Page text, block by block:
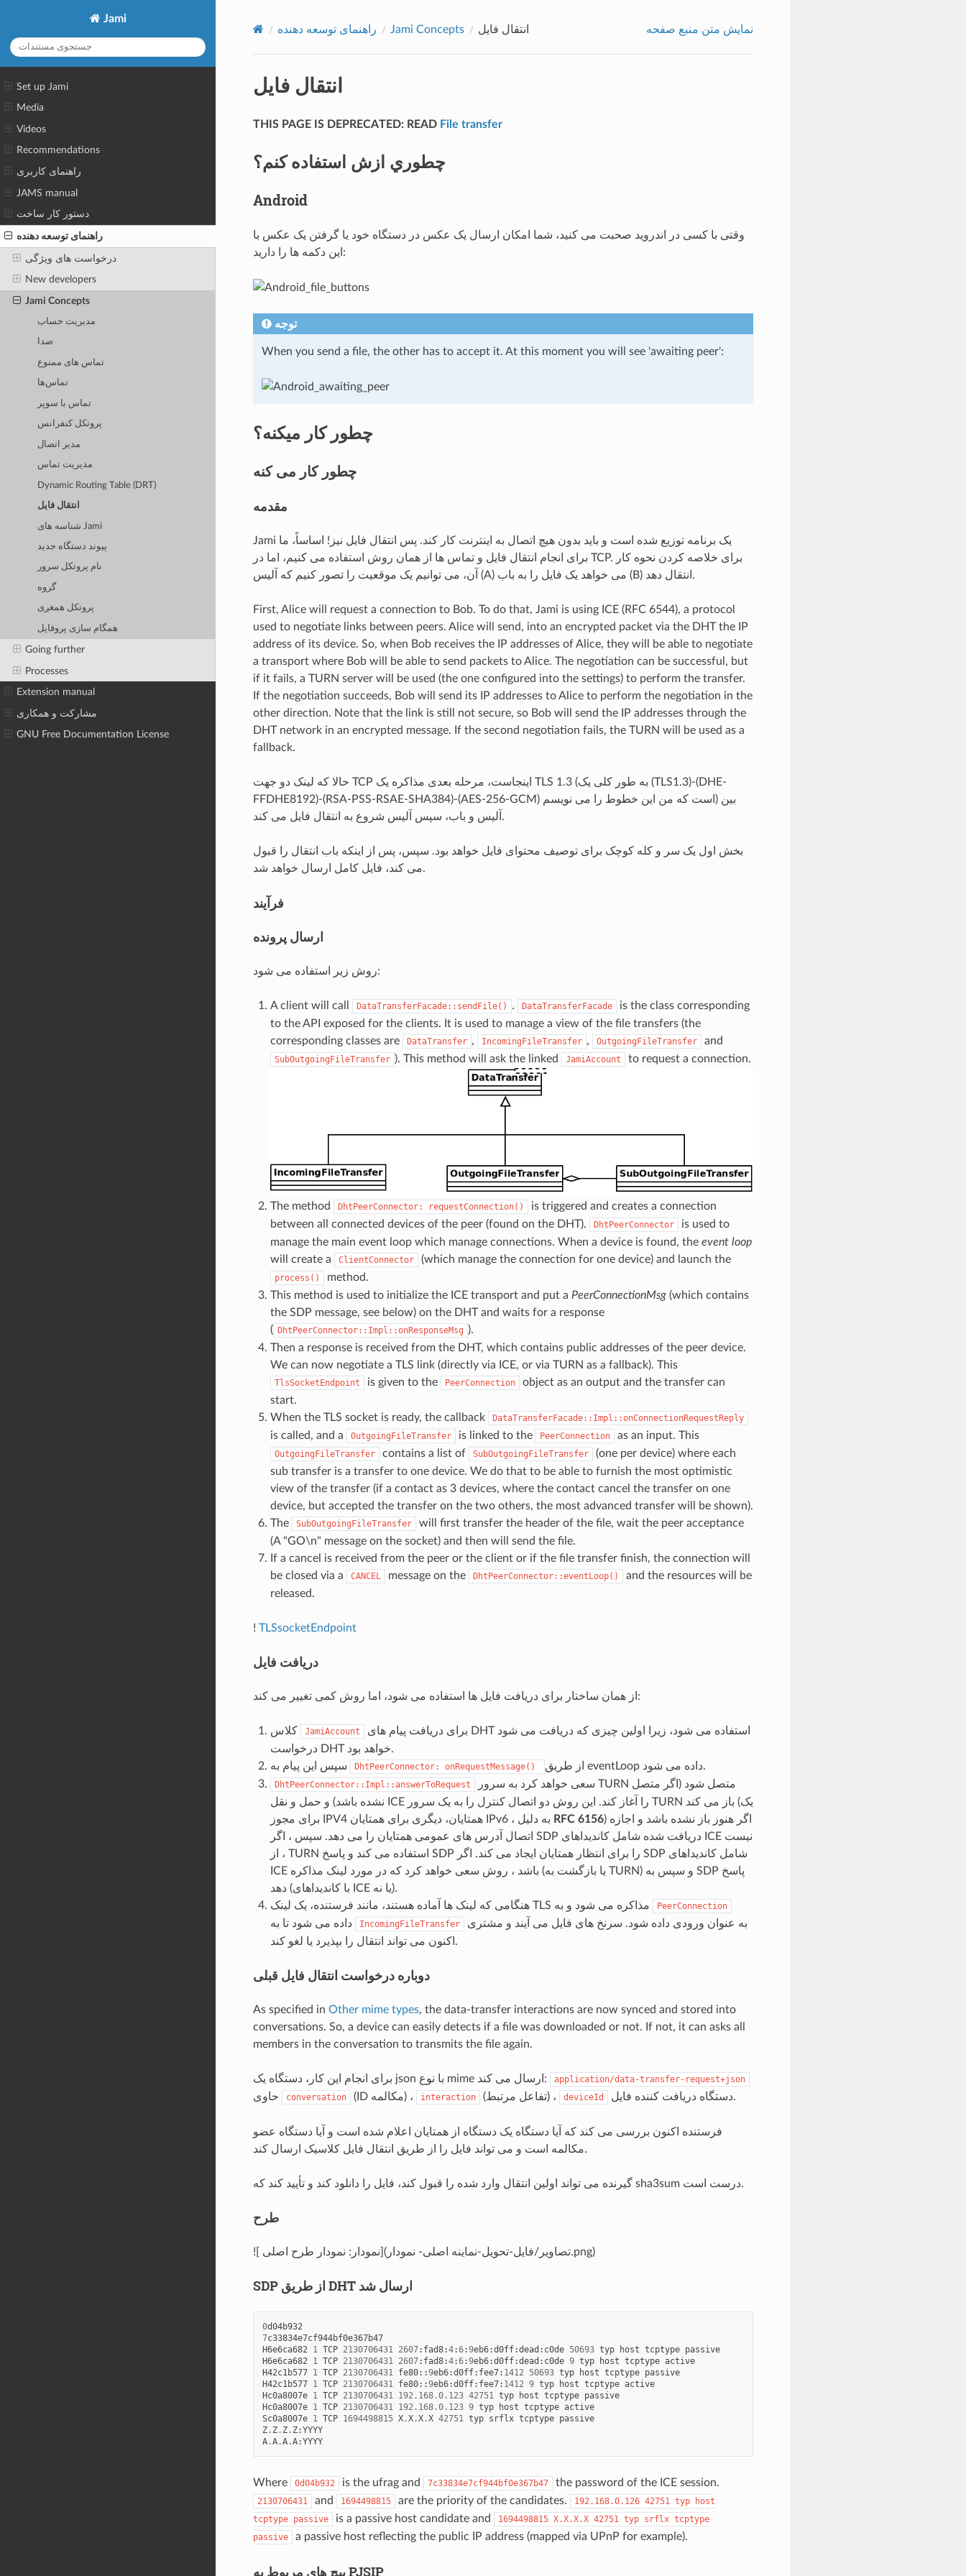
Jami
Set up Jami
Media
Videos
Recommendations
راهنمای کاربری
JAMS manual
دستور کار ساخت
راهنمای توسعه دهنده
درخواست های ویژگی
New developers
Jami Concepts
مدیریت حساب
صدا
تماس های ممنوع
تماس‌ها
تماس با سوپر
پروتکل کنفرانس
مدیر اتصال
مدیریت تماس
Dynamic Routing Table (DRT)
انتقال فایل
شناسه های Jami
پیوند دستگاه جدید
نام پروتکل سرور
گروه
پروتکل همغږی
همگام سازی پروفایل
Going further
Processes
Extension manual
مشارکت و همکاری
GNU Free Documentation License
راهنمای توسعه دهنده Jami Concepts انتقال فایل نمایش متن منبع صفحه
انتقال فایل
THIS PAGE IS DEPRECATED: READ File transfer
چطوري ازش استفاده کنم؟
Android
وقتی با کسی در اندروید صحبت می کنید، شما امکان ارسال یک عکس در دستگاه خود یا گرفتن یک عکس با
این دکمه ها را دارید:
توجه
When you send a file, the other has to accept it. At this moment you will see 'awaiting peer':
چطور کار ميکنه؟
چطور کار می کنه
مقدمه
Jami یک برنامه توزیع شده است و باید بدون هیچ اتصال به اینترنت کار کند. پس انتقال فایل نیز! اساساً، ما
برای انجام انتقال فایل و تماس ها از همان روش استفاده می کنیم، اما در TCP. برای خلاصه کردن نحوه کار
آن، می توانیم یک موقعیت را تصور کنیم که آلیس (A) می خواهد یک فایل را به باب (B) انتقال دهد.
First, Alice will request a connection to Bob. To do that, Jami is using ICE (RFC 6544), a protocol
used to negotiate links between peers. Alice will send, into an encrypted packet via the DHT the IP
address of its device. So, when Bob receives the IP addresses of Alice, they will be able to negotiate
a transport where Bob will be able to send packets to Alice. The negotiation can be successful, but
if it fails, a TURN server will be used (the one configured into the settings) to perform the transfer.
If the negotiation succeeds, Bob will send its IP addresses to Alice to perform the negotiation in the
other direction. Note that the link is still not secure, so Bob will send the IP addresses through the
DHT network in an encrypted message. If the second negotiation fails, the TURN will be used as a
fallback.
حالا که لینک دو جهت TCP اینجاست، مرحله بعدی مذاکره یک TLS 1.3 (به طور کلی یک (TLS1.3)-(DHE-
FFDHE8192)-(RSA-PSS-RSAE-SHA384)-(AES-256-GCM) است که من این خطوط را می نویسم) بین
آلیس و باب، سپس آلیس شروع به انتقال فایل می کند.
بخش اول یک سر و کله کوچک برای توصیف محتوای فایل خواهد بود. سپس، پس از اینکه باب انتقال را قبول
می کند، فایل کامل ارسال خواهد شد.
فرآیند
ارسال پرونده
روش زیر استفاده می شود:
A client will call DataTransferFacade::sendFile() . DataTransferFacade
is the class corresponding
to the API exposed for the clients. It is used to manage a view of the file transfers (the
corresponding classes are
DataTransfer , IncomingFileTransfer , OutgoingFileTransfer and
SubOutgoingFileTransfer ). This method will ask the linked JamiAccount to request a connection.
The method DhtPeerConnector: requestConnection()
is triggered and creates a connection
between all connected devices of the peer (found on the DHT).
DhtPeerConnector
is used to
manage the main event loop which manage connections. When a device is found, the event loop
will create a
ClientConnector (which manage the connection for one device) and launch the
process()
method.
This method is used to initialize the ICE transport and put a PeerConnectionMsg(which contains
the SDP message, see below) on the DHT and waits for a response
( DhtPeerConnector::Impl::onResponseMsg ).
Then a response is received from the DHT, which contains public addresses of the peer device.
We can now negotiate a TLS link (directly via ICE, or via TURN as a fallback). This
TlsSocketEndpoint is given to the PeerConnection
object as an output and the transfer can
start.
When the TLS socket is ready, the callback
DataTransferFacade::Impl::onConnectionRequestReply
is called, and a OutgoingFileTransfer is linked to the PeerConnection as an input. This
OutgoingFileTransfer contains a list of SubOutgoingFileTransfer
(one per device) where each
sub transfer is a transfer to one device. We do that to be able to furnish the most optimistic
view of the transfer (if a contact as 3 devices, where the contact cancel the transfer on one
device, but accepted the transfer on the two others, the most advanced transfer will be shown).
The
SubOutgoingFileTransfer
will first transfer the header of the file, wait the peer acceptance
(A "GO\n" message on the socket) and then will send the file.
If a cancel is received from the peer or the client or if the file transfer finish, the connection will
be closed via a
CANCEL message on the DhtPeerConnector::eventLoop()
and the resources will be
released.
! TLSsocketEndpoint
دریافت فایل
از همان ساختار برای دریافت فایل ها استفاده می شود، اما روش کمی تغییر می کند:
کلاس JamiAccount
درخواست DHT خواهد بود.
DhtPeerConnector: onRequestMessage() از طریق eventLoop داده می شود.
DhtPeerConnector::Impl::answerToRequest
نشده باشد) و حمل و نقل ICE را آغاز کند. این روش دو اتصال کنترل را به یک سرور TURN باز می کند (یک
RFC 6156) اگر هنوز باز نشده باشد و اجازه
اتصال آدرس های عمومی همتایان را می دهد. سپس ، اگر SDP دریافت شده شامل کاندیداهای ICE نیست
، از TURN استفاده می کند و پاسخ SDP را برای انتظار همتایان ایجاد می کند. اگر SDP شامل کاندیداهای
ICE باشد ، روش سعی خواهد کرد که در مورد لینک مذاکره (یا بازگشت به TURN) و سپس به SDP پاسخ
دهد (با کاندیداهای ICE یا نه).
PeerConnection
داده می شود تا به IncomingFileTransfer
اکنون می تواند انتقال را بپذیرد یا لغو کند.
دوباره درخواست انتقال فایل قبلی
As specified in Other mime types, the data-transfer interactions are now synced and stored into
conversations. So, a device can easily detects if a file was downloaded or not. If not, it can asks all
members in the conversation to transmits the file again.
برای انجام این کار، دستگاه یک json با نوع mime ارسال می کند: application/data-transfer-request+json
conversation (ID مکالمه) ، interaction (تفاعل مرتبط) ، deviceId دستگاه دریافت کننده فایل.
فرستنده اکنون بررسی می کند که آیا دستگاه یک دستگاه از همتایان اعلام شده است و آیا دستگاه عضو
مکالمه است و می تواند فایل را از طریق انتقال فایل کلاسیک ارسال کند.
گیرنده می تواند اولین انتقال وارد شده را قبول کند، فایل را دانلود کند و تأیید کند که sha3sum درست است.
طرح
![ نمودار: نمودار طرح اصلی](تصاویر/فايل-تحويل-نماینه اصلی- نمودار.png)
SDP از طریق DHT ارسال شد
0d04b932
7c33834e7cf944bf0e367b47
H6e6ca682
1 TCP 2130706431 2607: fad8:4:6:9eb6:d0ff:dead : c0de 50693 typ host tcptype passive
H6e6ca682
1 TCP 2130706431 2607: fad8:4:6:9eb6:d0ff:dead : c0de 9 typ host tcptype active
H42c1b577 1 TCP 2130706431 fe80::9eb6:d0ff: fee7: 1412 50693 typ host tcptype passive
H42c1b577 1 TCP 2130706431 fe80::9eb6:d0ff: fee7: 1412 9 typ host tcptype active
Hc0a8007e 1 TCP 2130706431 192.168.0.123 42751 typ host tcptype passive
Hc0a8007e 1 TCP 2130706431 192.168.0.123 9 typ host tcptype active
Sc0a8007e 1 TCP 1694498815 X.X.X.X 42751 typ srflx tcptype passive
Z. Z. Z. Z:YYYY
A.A.A.A:YYYY
Where 0d04b932 is the ufrag and 7c33834e7cf944bf0e367b47 the password of the ICE session.
2130706431 and 1694498815 are the priority of the candidates. 192.168.0.126 42751 typ
host
tcptype passive is a passive host candidate and 1694498815 X.X.X.X 42751 typ srflx tcptype
passive
a passive host reflecting the public IP address (mapped via UPnP for example).
پیچ های مربوط به PJSIP